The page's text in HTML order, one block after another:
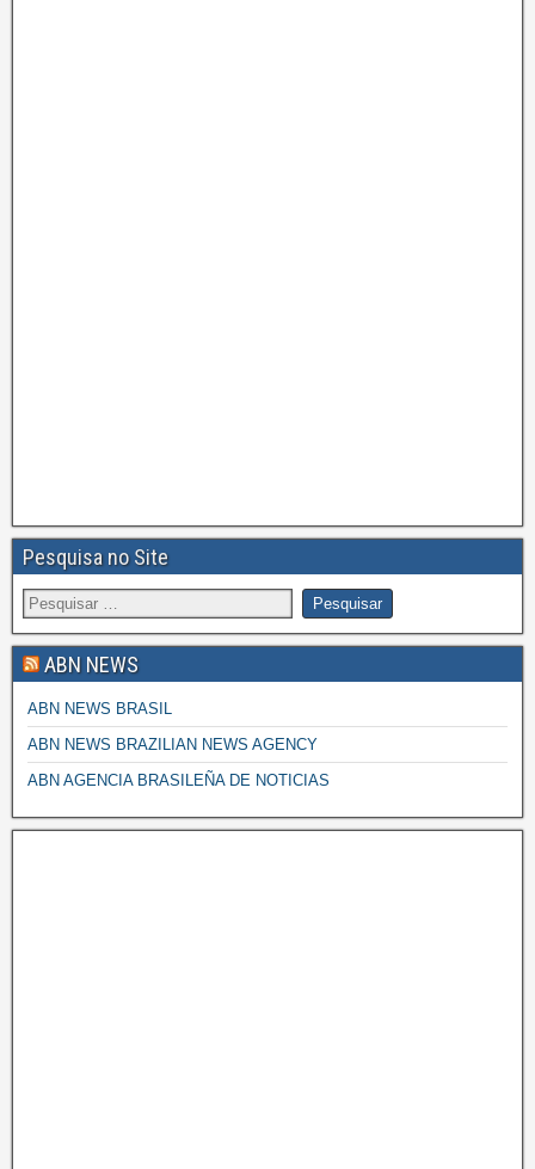
Pesquisa no Site
ABN NEWS
ABN NEWS BRASIL
ABN NEWS BRAZILIAN NEWS AGENCY
ABN AGENCIA BRASILEÑA DE NOTICIAS